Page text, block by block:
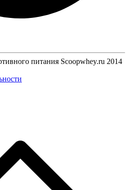
питания Scoopwhey.ru 2014